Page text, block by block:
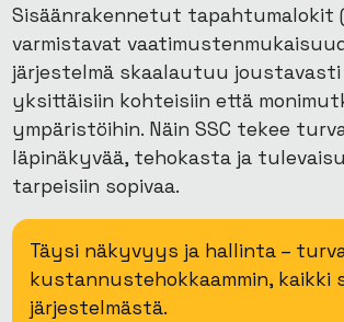
Sisäänrakennetut tapahtumalokit
varmistavat
järjestelmä skaalautuu joustavasti
yksittäisiin kohteisiin että
ympäristöihin. Näin SSC tekee
läpinäkyvää, tehokasta ja
tarpeisiin sopivaa.
Täysi näkyvyys ja hallinta –
kustannustehokkaammin, kaikki
järjestelmästä.